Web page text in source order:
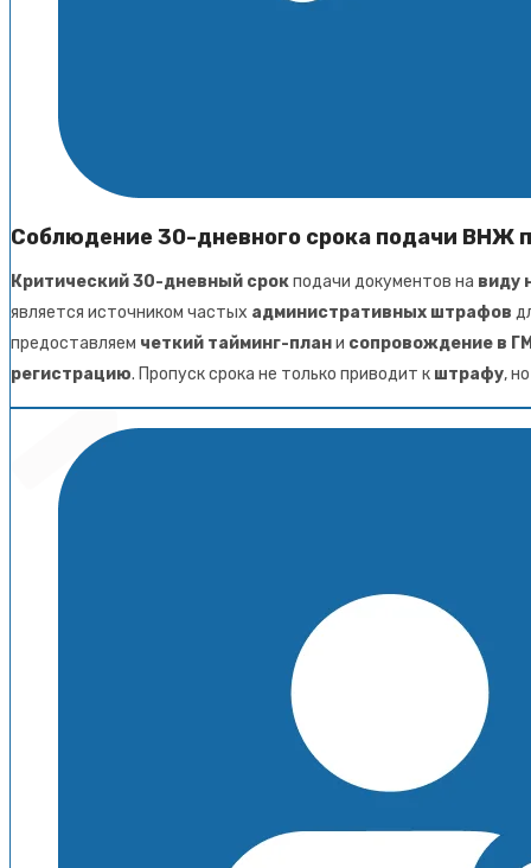
Соблюдение 30-дневного срока подачи ВНЖ
Критический 30-дневный срокподачи документов на виду
является источником частых административных штрафов
предоставляем четкий тайминг-плани сопровождение в
регистрацию. Пропуск срока не только приводит к штрафу,